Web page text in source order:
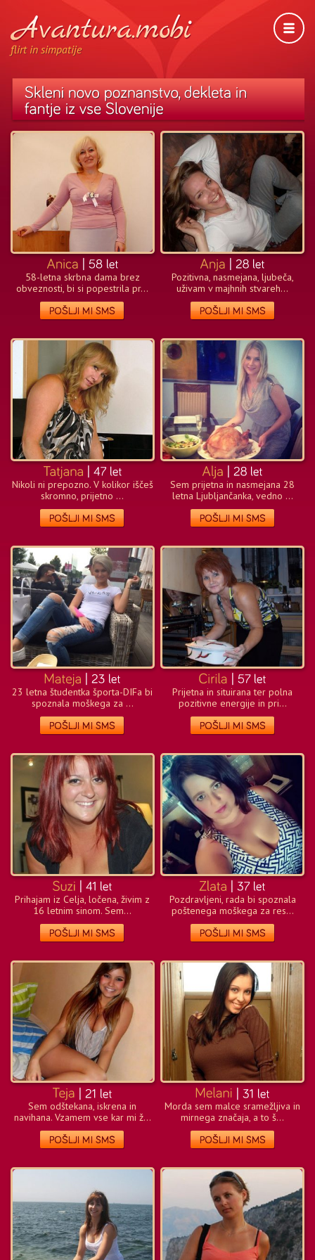
flirt in simpatije
58-letna skrbna dama brez
obveznosti, bi si popestrila pr...
Pozitivna, nasmejana, ljubeča,
uživam v majhnih stvareh...
Nikoli ni prepozno. V kolikor iščeš
skromno, prijetno ...
Sem prijetna in nasmejana 28
letna Ljubljančanka, vedno ...
23 letna študentka športa-DIFa bi
spoznala moškega za ...
Prijetna in situirana ter polna
pozitivne energije in pri...
Prihajam iz Celja, ločena, živim z
16 letnim sinom. Sem...
Pozdravljeni, rada bi spoznala
poštenega moškega za res...
Sem odštekana, iskrena in
navihana. Vzamem vse kar mi ž...
Morda sem malce sramežljiva in
mirnega značaja, a to š...